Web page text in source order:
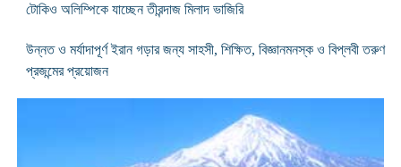
টোকিও অলিম্পিকে যাচ্ছেন তীরন্দাজ মিলাদ ভাজিরি
উন্নত ও মর্যাদাপূর্ণ ইরান গড়ার জন্য সাহসী, শিক্ষিত, বিজ্ঞানমনস্ক ও বিপ্লবী তরুণ
প্রজন্মের প্রয়োজন